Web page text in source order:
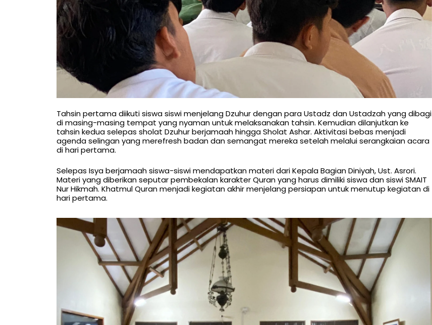
Tahsin pertama diikuti siswa siswi menjelang Dzuhur dengan para Ustadz dan Ustadzah yang dibagi
di masing-masing tempat yang nyaman untuk melaksanakan tahsin. Kemudian dilanjutkan ke
tahsin kedua selepas sholat Dzuhur berjamaah hingga Sholat Ashar. Aktivitasi bebas menjadi
agenda selingan yang merefresh badan dan semangat mereka setelah melalui serangkaian acara
di hari pertama.
Selepas Isya berjamaah siswa-siswi mendapatkan materi dari Kepala Bagian Diniyah, Ust. Asrori.
Materi yang diberikan seputar pembekalan karakter Quran yang harus dimiliki siswa dan siswi SMAIT
Nur Hikmah. Khatmul Quran menjadi kegiatan akhir menjelang persiapan untuk menutup kegiatan di
hari pertama.